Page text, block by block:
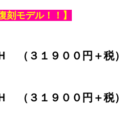
刻モデル！！】
（３１９００円＋税）
（３１９００円＋税）